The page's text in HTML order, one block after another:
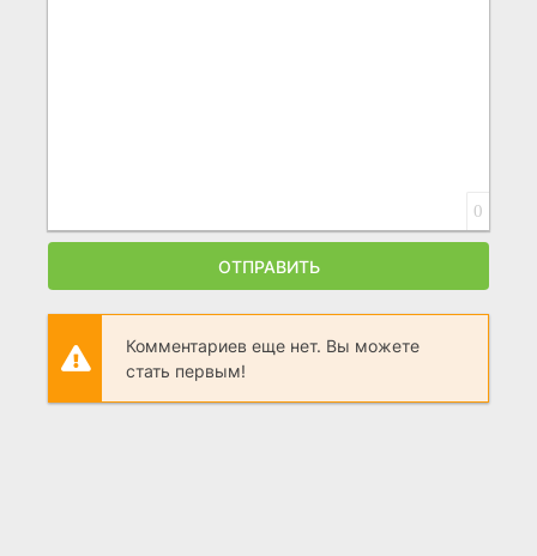
0
ОТПРАВИТЬ
Комментариев еще нет. Вы можете
стать первым!